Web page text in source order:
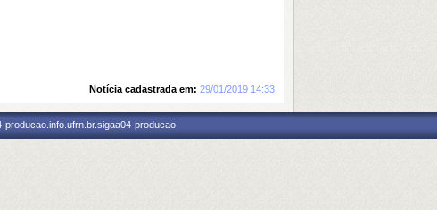
Notícia cadastrada em: 29/01/2019 14:33
producao